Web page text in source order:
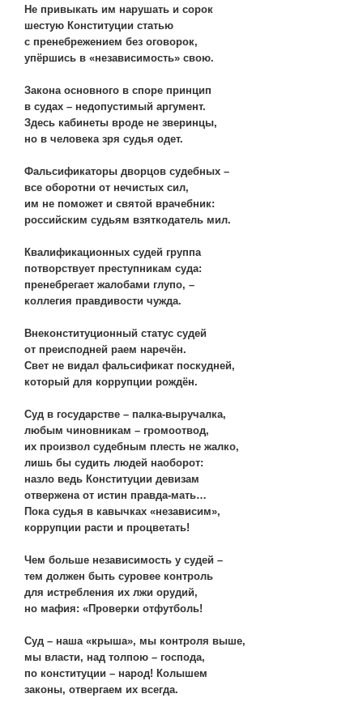
Не привыкать им нарушать и сорок
шестую Конституции статью
с пренебрежением без оговорок,
упёршись в «независимость» свою.
Закона основного в споре принцип
в судах – недопустимый аргумент.
Здесь кабинеты вроде не зверинцы,
но в человека зря судья одет.
Фальсификаторы дворцов судебных –
все оборотни от нечистых сил,
им не поможет и святой врачебник:
российским судьям взяткодатель мил.
Квалификационных судей группа
потворствует преступникам суда:
пренебрегает жалобами глупо, –
коллегия правдивости чужда.
Внеконституционный статус судей
от преисподней раем наречён.
Свет не видал фальсификат поскудней,
который для коррупции рождён.
Суд в государстве – палка-выручалка,
любым чиновникам – громоотвод,
их произвол судебным плесть не жалко,
лишь бы судить людей наоборот:
назло ведь Конституции девизам
отвержена от истин правда-мать…
Пока судья в кавычках «независим»,
коррупции расти и процветать!
Чем больше независимость у судей –
тем должен быть суровее контроль
для истребления их лжи орудий,
но мафия: «Проверки отфутболь!
Суд – наша «крыша», мы контроля выше,
мы власти, над толпою – господа,
по конституции – народ! Колышем
законы, отвергаем их всегда.